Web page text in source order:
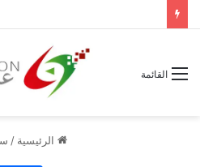
القائمة
الرئيسية /